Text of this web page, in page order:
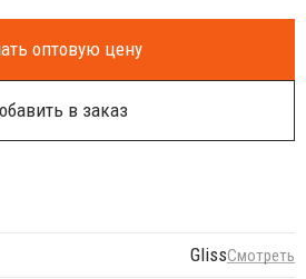
оптовую цену
в заказ
GlissСмотреть